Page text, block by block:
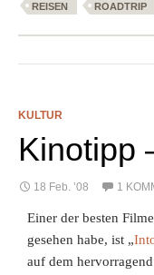
REISEN
ROADTRIP
KULTUR
Kinotipp
18 Feb. ’08 1
Einer der besten
gesehen habe, ist „
auf dem